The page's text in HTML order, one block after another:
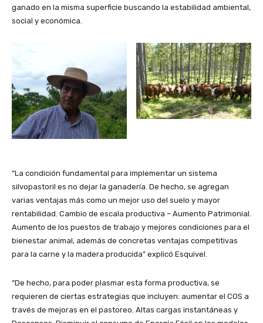
ganado en la misma superficie buscando la estabilidad ambiental,
social y económica.
“La condición fundamental para implementar un sistema
silvopastoril es no dejar la ganadería. De hecho, se agregan
varias ventajas más como un mejor uso del suelo y mayor
rentabilidad. Cambio de escala productiva – Aumento Patrimonial.
Aumento de los puestos de trabajo y mejores condiciones para el
bienestar animal, además de concretas ventajas competitivas
para la carne y la madera producida” explicó Esquivel.
“De hecho, para poder plasmar esta forma productiva, se
requieren de ciertas estrategias que incluyen: aumentar el COS a
través de mejoras en el pastoreo. Altas cargas instantáneas y